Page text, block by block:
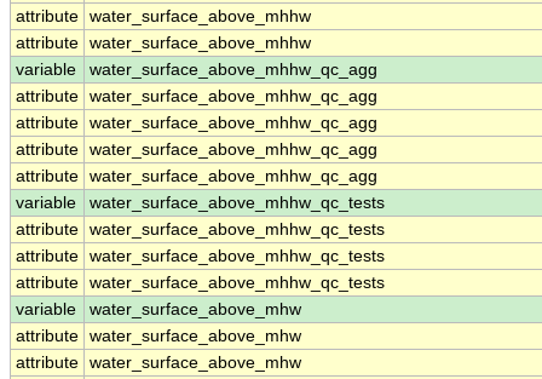
attribute water_surface_above_mhhw
attribute water_surface_above_mhhw
variable
water_surface_above_mhhw_qc_agg
attribute water_surface_above_mhhw_qc_agg
attribute water_surface_above_mhhw_qc_agg
attribute water_surface_above_mhhw_qc_agg
attribute water_surface_above_mhhw_qc_agg
variable
water_surface_above_mhhw_qc_tests
attribute water_surface_above_mhhw_qc_tests
attribute water_surface_above_mhhw_qc_tests
attribute water_surface_above_mhhw_qc_tests
variable
water_surface_above_mhw
attribute water_surface_above_mhw
attribute water_surface_above_mhw